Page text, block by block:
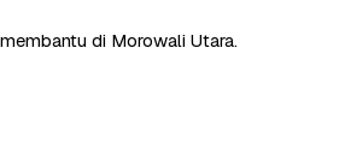
di Morowali Utara.